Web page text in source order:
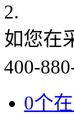
2.
如您在
400-
0个